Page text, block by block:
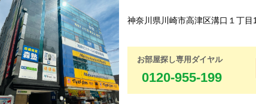
神奈川県川崎市高津区溝口１丁
お部屋探し専用ダイヤル
0120-955-199